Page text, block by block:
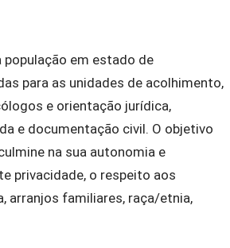
população em estado de
para as unidades de acolhimento,
e orientação jurídica,
e documentação civil. O objetivo
na sua autonomia e
privacidade, o respeito aos
arranjos familiares, raça/etnia,